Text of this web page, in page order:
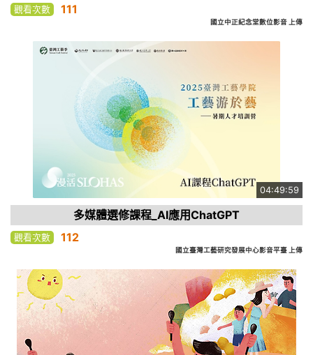
觀看次數 111
國立中正紀念堂數位影音 上傳
04:49:59
多媒體選修課程_AI應用ChatGPT
觀看次數 112
國立臺灣工藝研究發展中心影音平臺 上傳